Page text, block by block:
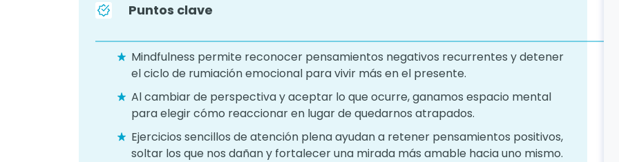
Puntos clave
Mindfulness permite reconocer pensamientos negativos recurrentes y detener
el ciclo de rumiación emocional para vivir más en el presente.
Al cambiar de perspectiva y aceptar lo que ocurre, ganamos espacio mental
para elegir cómo reaccionar en lugar de quedarnos atrapados.
Ejercicios sencillos de atención plena ayudan a retener pensamientos positivos,
soltar los que nos dañan y fortalecer una mirada más amable hacia uno mismo.